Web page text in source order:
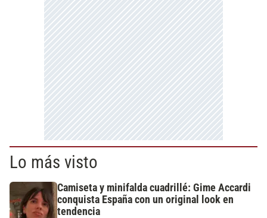
Lo más visto
Camiseta y minifalda cuadrillé: Gime Accardi
conquista España con un original look en
tendencia